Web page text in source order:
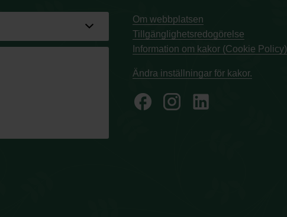
Om webbplatsen
Tillgänglighetsredogörelse
Information om kakor (Cookie Policy)
Ändra inställningar för kakor.
facebook